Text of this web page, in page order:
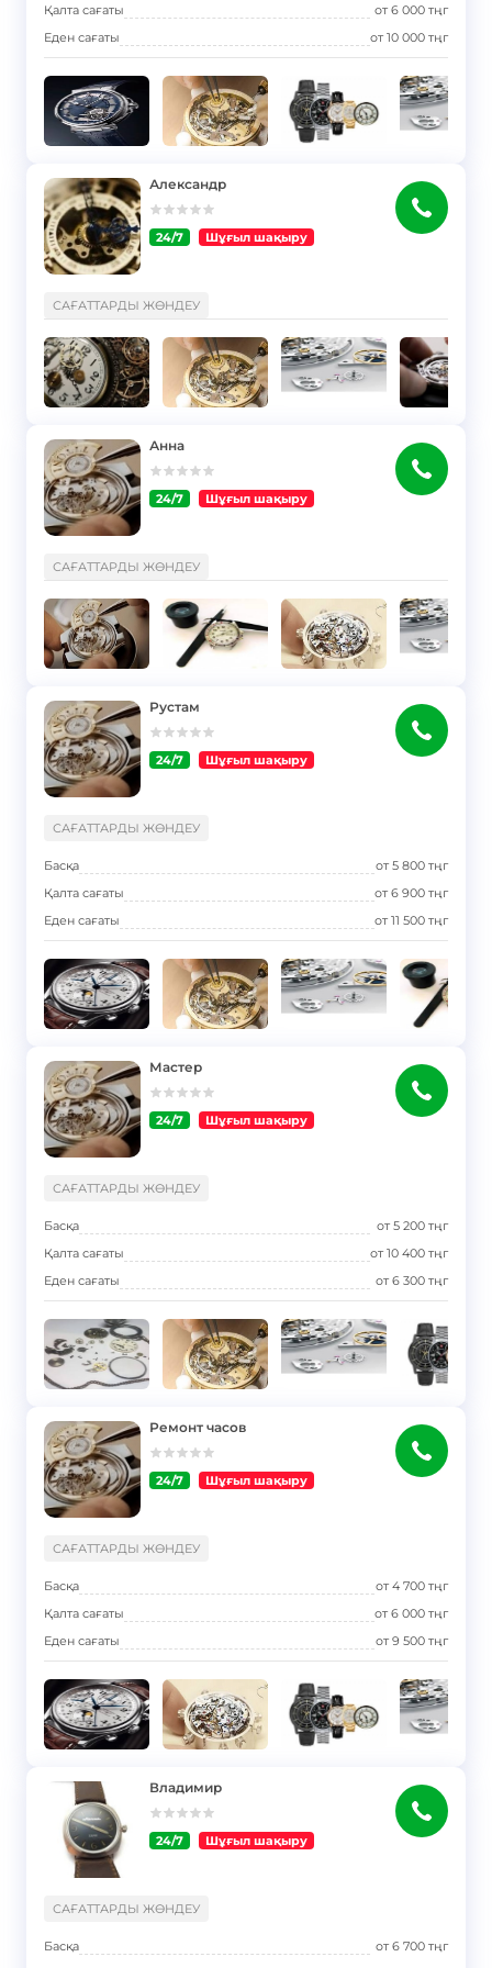
Қалта сағаты
от6 000 тңг
Еден сағаты
от10 000 тңг
Александр
24/7 Шұғыл шақыру
САҒАТТАРДЫ ЖӨНДЕУ
Анна
24/7 Шұғыл шақыру
САҒАТТАРДЫ ЖӨНДЕУ
Рустам
24/7 Шұғыл шақыру
САҒАТТАРДЫ ЖӨНДЕУ
Басқа от5 800 тңг
Қалта сағаты
от6 900 тңг
Еден сағаты
от11 500 тңг
Мастер
24/7 Шұғыл шақыру
САҒАТТАРДЫ ЖӨНДЕУ
Басқа от5 200 тңг
Қалта сағаты
от10 400 тңг
Еден сағаты
от6 300 тңг
Ремонт часов
24/7 Шұғыл шақыру
САҒАТТАРДЫ ЖӨНДЕУ
Басқа от4 700 тңг
Қалта сағаты
от6 000 тңг
Еден сағаты
от9 500 тңг
Владимир
24/7 Шұғыл шақыру
САҒАТТАРДЫ ЖӨНДЕУ
Басқа от6 700 тңг